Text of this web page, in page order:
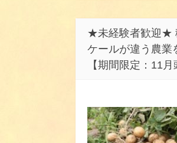
★未経験者歓迎★
ケールが違う農業
【期間限定：11月